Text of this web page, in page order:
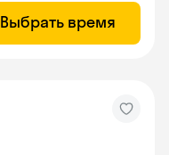
Выбрать время